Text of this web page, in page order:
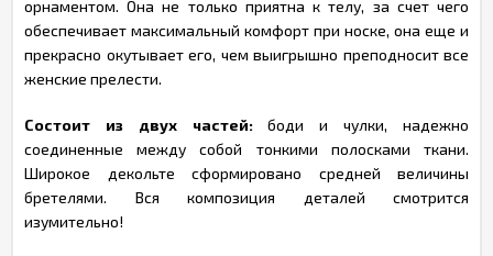
орнаментом. Она не только приятна к телу, за счет чего
обеспечивает максимальный комфорт при носке, она еще и
прекрасно окутывает его, чем выигрышно преподносит все
женские прелести.
Состоит из двух частей:боди и чулки, надежно
соединенные между собой тонкими полосками ткани.
Широкое декольте сформировано средней величины
бретелями. Вся композиция деталей смотрится
изумительно!